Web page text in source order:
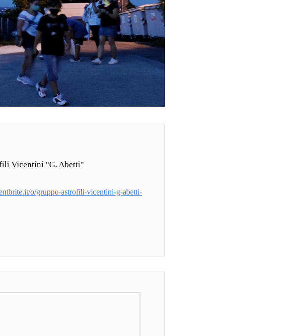
Vicentini "G. Abetti"
o/gruppo-astrofili-vicentini-g-abetti-